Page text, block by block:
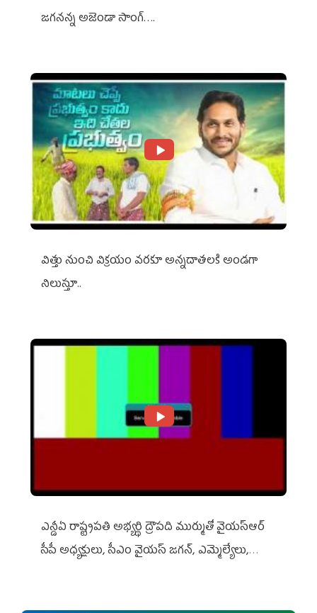
జగనన్న అజెండా సాంగ్….
విత్తు నుంచి విక్రయం వరకూ అన్నదాతలకి అండగా
నిలుస్తూ..
ఎన్డీఏ రాష్ట్ర‌ప‌తి అభ్య‌ర్థి ద్రౌప‌ది ముర్ముతో వైయ‌స్ఆర్
సీపీ అధ్య‌క్షులు, సీఎం వైయ‌స్ జ‌గ‌న్, ఎమ్మెల్యేలు,